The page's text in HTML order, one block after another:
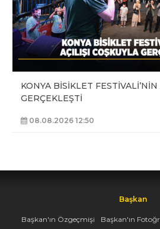
KONYA BİSİKLET
GERÇEKLEŞTİ
08.08.2026 12:50
Başkan
Başkan'ın Özgeçmişi Başkan'ın